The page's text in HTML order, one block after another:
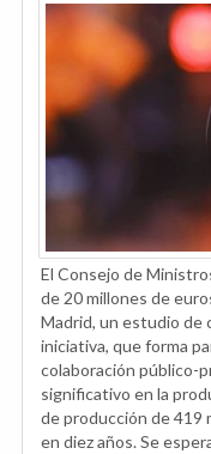
El Consejo de
de 20 millones de
Madrid, un estudio de
iniciativa, que forma
colaboración público-
significativo en la
de producción de 419
en diez años. Se